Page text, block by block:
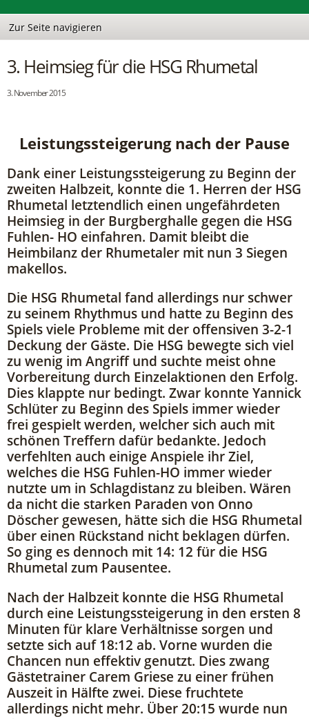
3. Heimsieg für die HSG Rhumetal
3. November 2015
Leistungssteigerung nach der Pause
Dank einer Leistungssteigerung zu Beginn der
zweiten Halbzeit, konnte die 1. Herren der HSG
Rhumetal letztendlich einen ungefährdeten
Heimsieg in der Burgberghalle gegen die HSG
Fuhlen- HO einfahren. Damit bleibt die
Heimbilanz der Rhumetaler mit nun 3 Siegen
makellos.
Die HSG Rhumetal fand allerdings nur schwer
zu seinem Rhythmus und hatte zu Beginn des
Spiels viele Probleme mit der offensiven 3-2-1
Deckung der Gäste. Die HSG bewegte sich viel
zu wenig im Angriff und suchte meist ohne
Vorbereitung durch Einzelaktionen den Erfolg.
Dies klappte nur bedingt. Zwar konnte Yannick
Schlüter zu Beginn des Spiels immer wieder
frei gespielt werden, welcher sich auch mit
schönen Treffern dafür bedankte. Jedoch
verfehlten auch einige Anspiele ihr Ziel,
welches die HSG Fuhlen-HO immer wieder
nutzte um in Schlagdistanz zu bleiben. Wären
da nicht die starken Paraden von Onno
Döscher gewesen, hätte sich die HSG Rhumetal
über einen Rückstand nicht beklagen dürfen.
So ging es dennoch mit 14: 12 für die HSG
Rhumetal zum Pausentee.
Nach der Halbzeit konnte die HSG Rhumetal
durch eine Leistungssteigerung in den ersten 8
Minuten für klare Verhältnisse sorgen und
setzte sich auf 18:12 ab. Vorne wurden die
Chancen nun effektiv genutzt. Dies zwang
Gästetrainer Carem Griese zu einer frühen
Auszeit in Hälfte zwei. Diese fruchtete
allerdings nicht mehr. Über 20:15 wurde nun